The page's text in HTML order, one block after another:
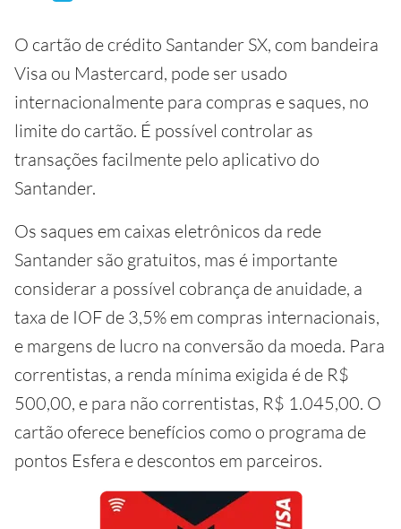
O cartão de crédito Santander SX, com bandeira
Visa ou Mastercard, pode ser usado
internacionalmente para compras e saques, no
limite do cartão. É possível controlar as
transações facilmente pelo aplicativo do
Santander.
Os saques em caixas eletrônicos da rede
Santander são gratuitos, mas é importante
considerar a possível cobrança de anuidade, a
taxa de IOF de 3,5% em compras internacionais,
e margens de lucro na conversão da moeda. Para
correntistas, a renda mínima exigida é de R$
500,00, e para não correntistas, R$ 1.045,00. O
cartão oferece benefícios como o programa de
pontos Esfera e descontos em parceiros.